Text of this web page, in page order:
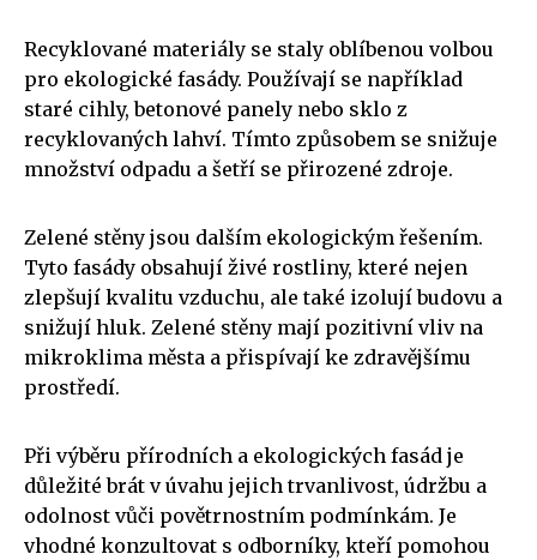
Recyklované materiály se staly oblíbenou volbou
pro ekologické fasády. Používají se například
staré cihly, betonové panely nebo sklo z
recyklovaných lahví. Tímto způsobem se snižuje
množství odpadu a šetří se přirozené zdroje.
Zelené stěny jsou dalším ekologickým řešením.
Tyto fasády obsahují živé rostliny, které nejen
zlepšují kvalitu vzduchu, ale také izolují budovu a
snižují hluk. Zelené stěny mají pozitivní vliv na
mikroklima města a přispívají ke zdravějšímu
prostředí.
Při výběru přírodních a ekologických fasád je
důležité brát v úvahu jejich trvanlivost, údržbu a
odolnost vůči povětrnostním podmínkám. Je
vhodné konzultovat s odborníky, kteří pomohou